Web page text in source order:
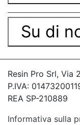
Su di
Resin Pro Srl, Via
P.IVA:
REA SP-210889
Informativa sulla